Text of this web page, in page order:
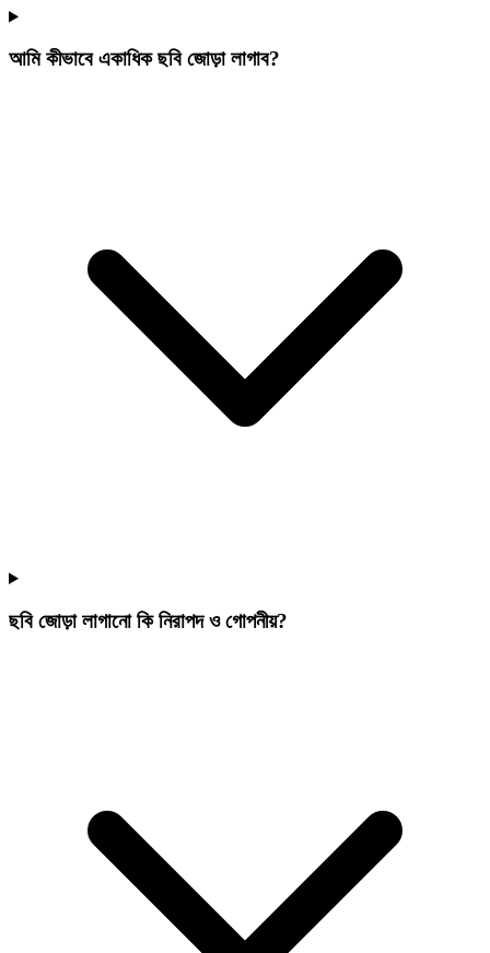
আমি কীভাবে একাধিক ছবি জোড়া লাগাব?
ছবি জোড়া লাগানো কি নিরাপদ ও গোপনীয়?